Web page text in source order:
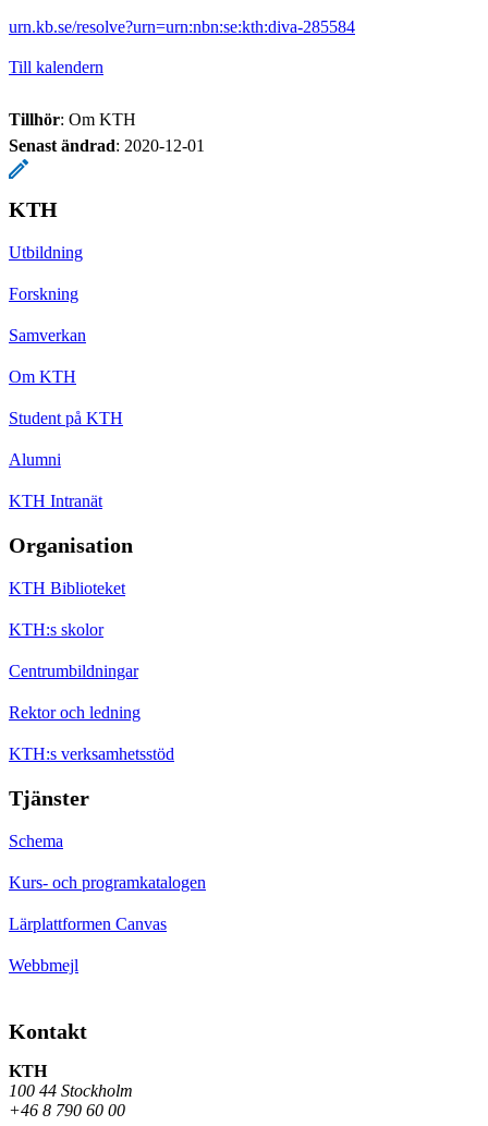
urn.kb.se/resolve?urn=urn:nbn:se:kth:diva-285584
Till kalendern
Tillhör: Om KTH
Senast ändrad: 2020-12-01
KTH
Utbildning
Forskning
Samverkan
Om KTH
Student på KTH
Alumni
KTH Intranät
Organisation
KTH Biblioteket
KTH:s skolor
Centrumbildningar
Rektor och ledning
KTH:s verksamhetsstöd
Tjänster
Schema
Kurs- och programkatalogen
Lärplattformen Canvas
Webbmejl
Kontakt
KTH
100 44 Stockholm
+46 8 790 60 00